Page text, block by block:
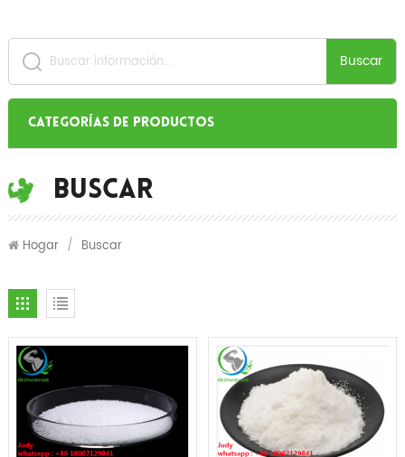
Buscar
Categorías de productos
Buscar
Hogar / Buscar